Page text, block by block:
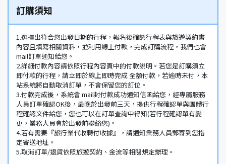
訂購須知
1.選擇出符合您出發日期的行程，報名後確認行程表與旅遊契約書
內容且填寫相關資料，並利用線上付款，完成訂購流程，我們也會
mail訂單通知給您。
2.詳細付款內容請依照行程內容頁中的付款說明。若您是訂購須立
即付款的行程，請立即於線上即時完成 全額付款，若逾時未付，本
站系統將自動取消訂單，不會保留您的訂位。
3.付款完成後，系統會 mail封付款成功通知信函給您，經專屬服務
人員訂單確認OK後，最晚於出發前三天，提供行程確認單與團體行
程確認文件給您，您也可以在訂單查詢中得知(若行程確認單有變
更，業務人員會於出發前聯絡您)。
4.若有需要『旅行業代收轉付收據』，請通知業務人員郵寄到您指
定寄送地址。
5.取消訂單/退貨依照旅遊契約、金流等相關規定辦理。